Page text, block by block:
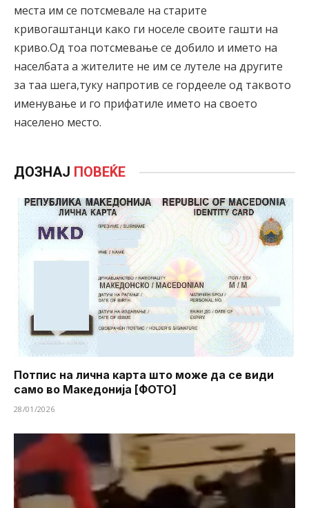
места им се потсмевале на старите
кривогаштанци како ги носеле своите гашти на
криво.Од тоа потсмевање се добило и името на
населбата а жителите не им се лутеле на другите
за таа шега,туку напротив се гордееле од таквото
именување и го прифатиле името на своето
населено место.
ДОЗНАЈ ПОВЕЌЕ
Потпис на лична карта што може да се види
само во Македонија [ФОТО]
28/01/2026